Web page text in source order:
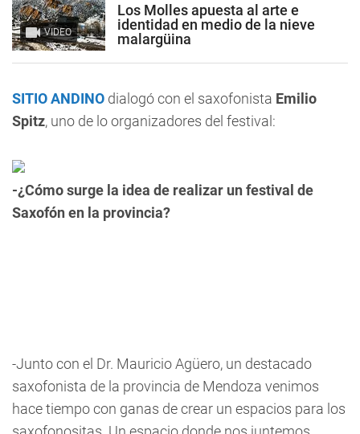
VIDEO
Los Molles apuesta al arte e
identidad en medio de la nieve
malargüina
SITIO ANDINO dialogó con el saxofonista Emilio
Spitz, uno de lo organizadores del festival:
-¿Cómo surge la idea de realizar un festival de
Saxofón en la provincia?
-Junto con el Dr. Mauricio Agüero, un destacado
saxofonista de la provincia de Mendoza venimos
hace tiempo con ganas de crear un espacios para los